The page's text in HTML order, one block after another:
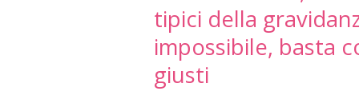
tipici della
impossibile, basta
giusti